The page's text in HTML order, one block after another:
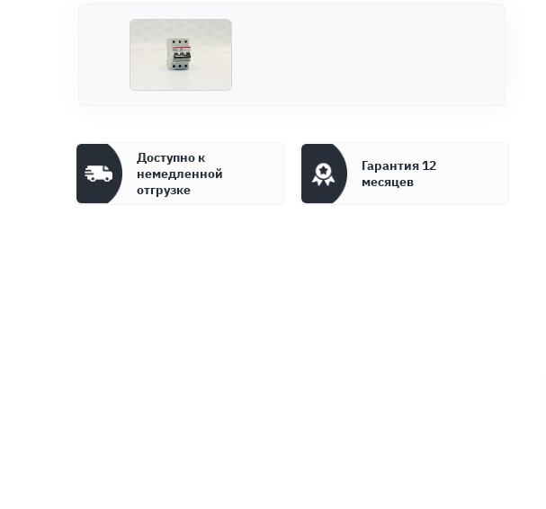
Доступно к
немедленной
отгрузке
Гарантия 12
месяцев